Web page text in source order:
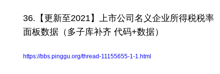
36.【更新至2021】上市公司名义企业所得税税率
面板数据（多子库补齐 代码+数据）
https://bbs.pinggu.org/thread-11155655-1-1.html